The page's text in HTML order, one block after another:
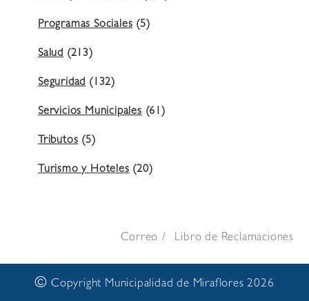
Programas Sociales (5)
Salud (213)
Seguridad (132)
Servicios Municipales (61)
Tributos (5)
Turismo y Hoteles (20)
Correo Libro de Reclamaciones
© Copyright Municipalidad de Miraflores 2026